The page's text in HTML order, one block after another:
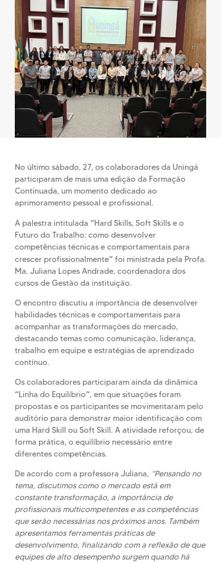
No último sábado, 27, os colaboradores da Uningá
participaram de mais uma edição da Formação
Continuada, um momento dedicado ao
aprimoramento pessoal e profissional.
A palestra intitulada “Hard Skills, Soft Skills e o
Futuro do Trabalho: como desenvolver
competências técnicas e comportamentais para
crescer profissionalmente” foi ministrada pela Profa.
Ma. Juliana Lopes Andrade, coordenadora dos
cursos de Gestão da instituição.
O encontro discutiu a importância de desenvolver
habilidades técnicas e comportamentais para
acompanhar as transformações do mercado,
destacando temas como comunicação, liderança,
trabalho em equipe e estratégias de aprendizado
contínuo.
Os colaboradores participaram ainda da dinâmica
“Linha do Equilíbrio”, em que situações foram
propostas e os participantes se movimentaram pelo
auditório para demonstrar maior identificação com
uma Hard Skill ou Soft Skill. A atividade reforçou, de
forma prática, o equilíbrio necessário entre
diferentes competências.
De acordo com a professora Juliana, “Pensando no
tema, discutimos como o mercado está em
constante transformação, a importância de
profissionais multicompetentes e as competências
que serão necessárias nos próximos anos. Também
apresentamos ferramentas práticas de
desenvolvimento, finalizando com a reflexão de que
equipes de alto desempenho surgem quando há